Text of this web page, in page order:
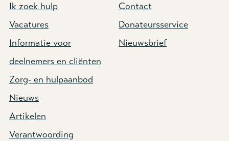
Ik zoek hulp
Vacatures
Informatie voor
deelnemers en cliënten
Zorg- en hulpaanbod
Nieuws
Artikelen
Verantwoording
Contact
Donateursservice
Nieuwsbrief